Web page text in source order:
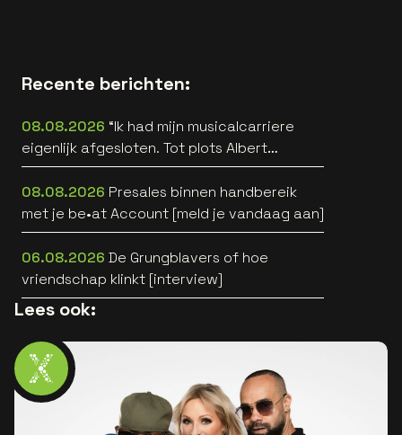
Recente berichten:
08.08.2026 “Ik had mijn musicalcarriere
eigenlijk afgesloten. Tot plots Albert
Verlinde belde” [interview]
08.08.2026 Presales binnen handbereik
met je be•at Account [meld je vandaag aan]
06.08.2026 De Grungblavers of hoe
vriendschap klinkt [interview]
Lees ook: